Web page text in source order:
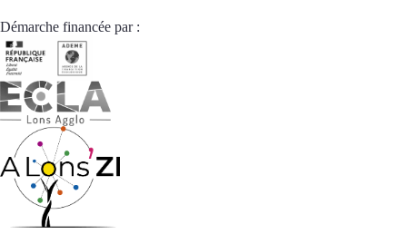
collective
livraison
Démarche financée par :